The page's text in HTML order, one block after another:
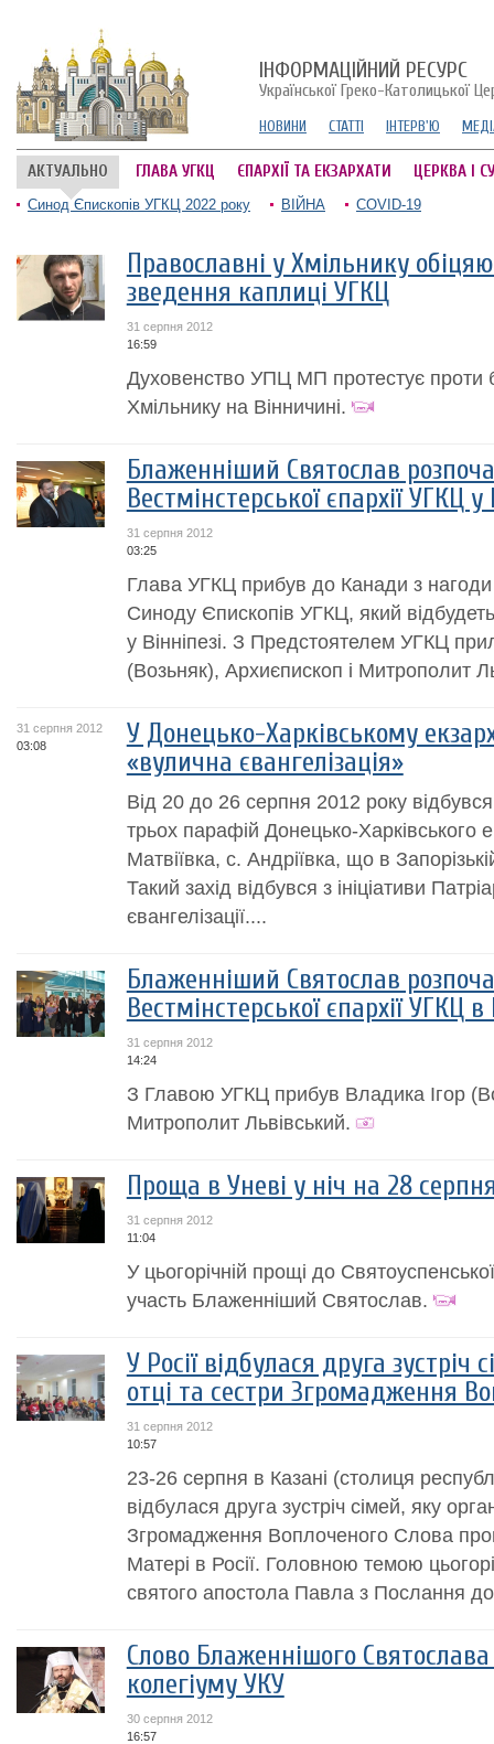
ІНФОРМАЦІЙНИЙ РЕСУРС
Української Греко-Католицької
НОВИНИ СТАТТІ ІНТЕРВ'Ю
АКТУАЛЬНО ГЛАВА УГКЦ ЄПАРХІЇ ТА ЕКЗАРХАТИ ЦЕРКВА І
Синод Єпископів УГКЦ 2022 року ВІЙНА COVID-19
Православні у Хмільнику
зведення каплиці УГКЦ
31 серпня 2012
16:59
Духовенство УПЦ МП протестує проти
Хмільнику на Вінничині.
Блаженніший Святослав
Вестмінстерської єпархії УГКЦ
31 серпня 2012
03:25
Глава УГКЦ прибув до Канади з нагоди
Синоду Єпископів УГКЦ, який
у Вінніпезі. З Предстоятелем УГКЦ
(Возьняк), Архиєпископ і Митрополит
31 серпня 2012
03:08
У Донецько-Харківському
«вулична євангелізація»
Від 20 до 26 серпня 2012 року
трьох парафій Донецько-Харківського
Матвіївка, с. Андріївка, що в
Такий захід відбувся з ініціативи
євангелізації....
Блаженніший Святослав
Вестмінстерської єпархії УГКЦ
31 серпня 2012
14:24
З Главою УГКЦ прибув Владика Ігор
Митрополит Львівський.
Проща в Уневі у ніч на 28
31 серпня 2012
11:04
У цьогорічній прощі до
участь Блаженніший Святослав.
У Росії відбулася друга зустріч
отці та сестри Згромадження
31 серпня 2012
10:57
23-26 серпня в Казані (столиця
відбулася друга зустріч сімей, яку
Згромадження Воплоченого Слова
Матері в Росії. Головною темою
святого апостола Павла з Послання
Слово Блаженнішого
колегіуму УКУ
30 серпня 2012
16:57